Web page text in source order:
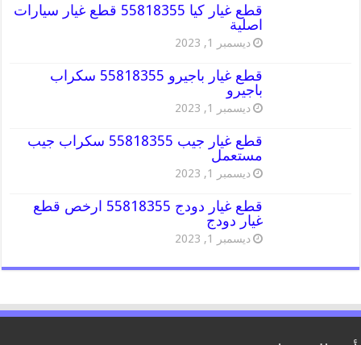
قطع غيار كيا 55818355 قطع غيار سيارات
اصلية
ديسمبر 1, 2023
قطع غيار باجيرو 55818355 سكراب
باجيرو
ديسمبر 1, 2023
قطع غيار جيب 55818355 سكراب جيب
مستعمل
ديسمبر 1, 2023
قطع غيار دودج 55818355 ارخص قطع
غيار دودج
ديسمبر 1, 2023